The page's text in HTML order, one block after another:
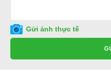
Gửi ảnh thực tế